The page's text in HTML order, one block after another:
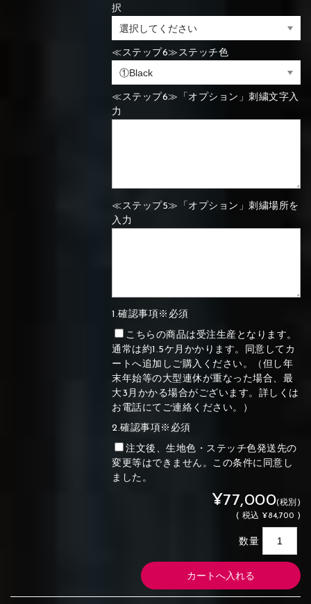
⑭Caramel ⑮Wine red
⑭Pink ⑮Rose pink
⑰Silver ⑱Green
⑭Pink
択
≪ステップ6≫ステッチ色
≪ステップ6≫「オプション」刺繍文字入
力
≪ステップ5≫「オプション」刺繍場所を
入力
1.確認事項※必須
こちらの商品は受注生産となります。
通常は約1.5ケ月かかります。同意してカ
ートへ追加しご購入ください。（但し年
末年始等の大型連休が重なった場合、最
大3月かかる場合がございます。詳しくは
お電話にてご連絡ください。）
2.確認事項※必須
注文後、生地色・ステッチ色発送先の
変更等はできません。この条件に同意し
ました。
¥77,000(税別)
( 税込 ¥84,700 )
数量